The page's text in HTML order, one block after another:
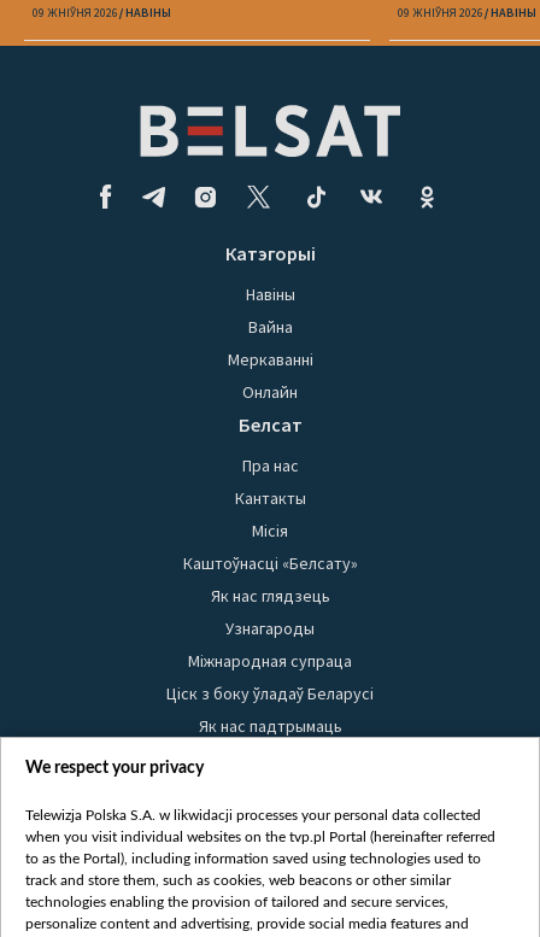
09 ЖНІЎНЯ 2026 НАВІНЫ 09 ЖНІЎНЯ 2026 НАВІНЫ
Катэгорыі
Навіны
Вайна
Меркаванні
Онлайн
Белсат
Пра нас
Кантакты
Місія
Каштоўнасці «Белсату»
Як нас глядзець
Узнагароды
Міжнародная супраца
Ціск з боку ўладаў Беларусі
Як нас падтрымаць
Правілы выкарыстання матэрыялаў
Бяспека
Youtube
Белсат news
Белсат Shorts
We respect your privacy
Telewizja Polska S.A. w likwidacji processes your personal data collected
when you visit individual websites on the tvp.pl Portal (hereinafter referred
to as the Portal), including information saved using technologies used to
track and store them, such as cookies, web beacons or other similar
technologies enabling the provision of tailored and secure services,
personalize content and advertising, provide social media features and